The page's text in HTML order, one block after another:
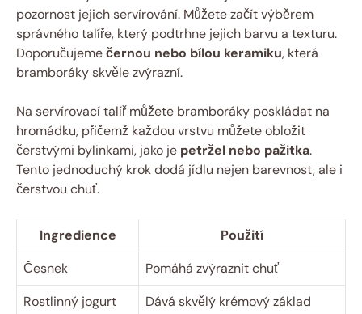
pozornost jejich servírování. Můžete začít výběrem
správného talíře, který podtrhne jejich barvu a texturu.
Doporučujemečernou nebo bílou keramiku, která
bramboráky skvěle zvýrazní.
Na servírovací talíř můžete bramboráky poskládat na
hromádku, přičemž každou vrstvu můžete obložit
čerstvými bylinkami, jako je petržel nebo pažitka.
Tento jednoduchý krok dodá jídlu nejen barevnost, ale i
čerstvou chuť.
Ingredience
Použití
Česnek
Pomáhá zvýraznit chuť
Rostlinný jogurt
Dává skvělý krémový základ